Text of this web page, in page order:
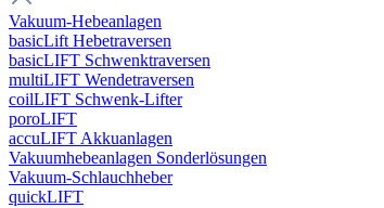
Vakuum-Hebeanlagen
basicLift Hebetraversen
basicLIFT Schwenktraversen
multiLIFT Wendetraversen
coilLIFT Schwenk-Lifter
poroLIFT
accuLIFT Akkuanlagen
Vakuumhebeanlagen Sonderlösungen
Vakuum-Schlauchheber
quickLIFT